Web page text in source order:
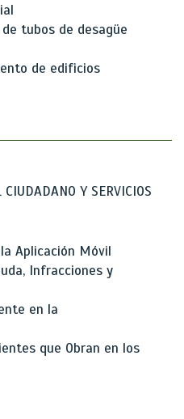
tubos de desagüe
de edificios
Y SERVICIOS
Aplicación Móvil
Infracciones y
en la
que Obran en los